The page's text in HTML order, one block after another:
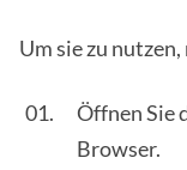
Um sie zu
Öffnen Sie
Browser.